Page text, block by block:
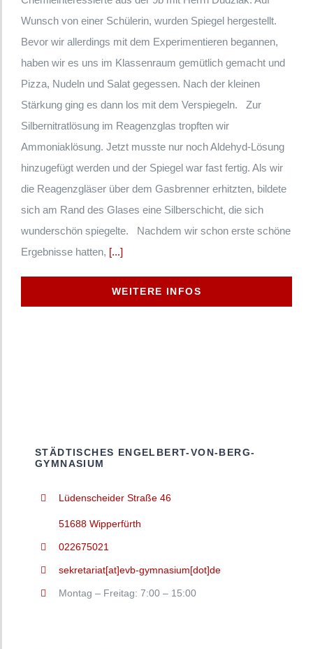
Wunsch von einer Schülerin, wurden Spiegel hergestellt.
Bevor wir allerdings mit dem Experimentieren begannen,
haben wir es uns im Klassenraum gemütlich gemacht und
Pizza, Nudeln und Salat gegessen. Nach der kleinen
Stärkung ging es dann los mit dem Verspiegeln. Zur
Silbernitratlösung im Reagenzglas tropften wir
Ammoniaklösung. Jetzt musste nur noch Aldehyd-Lösung
hinzugefügt werden und der Spiegel war fast fertig. Als wir
die Reagenzgläser über dem Gasbrenner erhitzten, bildete
sich am Rand des Glases eine Silberschicht, die sich
wunderschön spiegelte. Nachdem wir schon erste schöne
Ergebnisse hatten, [...]
WEITERE INFOS
STÄDTISCHES ENGELBERT-VON-BERG-
GYMNASIUM
Lüdenscheider Straße 46
51688 Wipperfürth
022675021
sekretariat[at]evb-gymnasium[dot]de
Montag – Freitag: 7:00 – 15:00